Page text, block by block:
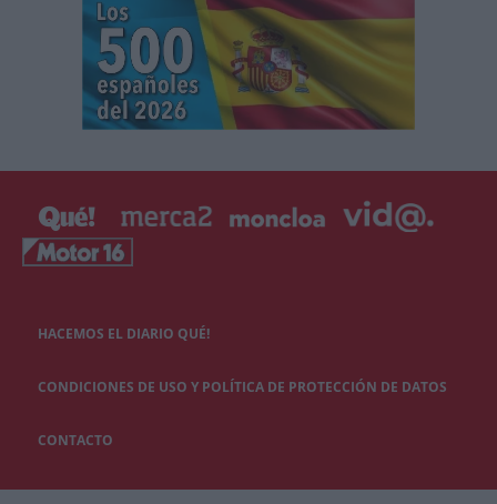
HACEMOS EL DIARIO QUÉ!
CONDICIONES DE USO Y POLÍTICA DE PROTECCIÓN DE DATOS
CONTACTO